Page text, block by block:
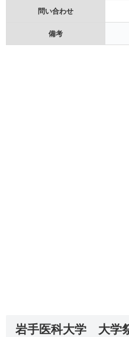
問い合わせ
備考
岩手医科大学 大学